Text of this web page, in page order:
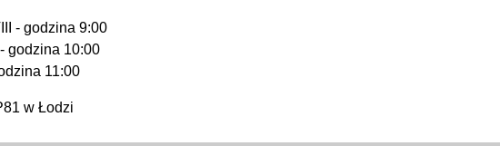
- godzina 9:00
godzina 10:00
11:00
w Łodzi